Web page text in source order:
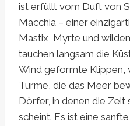
ist erfüllt vom Duft von
Macchia – einer
Mastix, Myrte und
tauchen langsam die
Wind geformte Klippen,
Türme, die das Meer
Dörfer, in denen die Zeit
scheint. Es ist eine